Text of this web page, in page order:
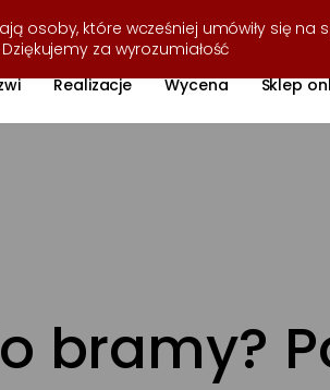
Strefa
Realizacje Wycena Sklep
bramy?
osoby, które wcześniej umówiły się na
za wyrozumiałość